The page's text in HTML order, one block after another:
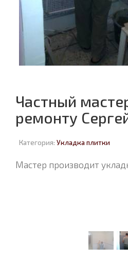
Частный
ремонту
Категория: Укладка плитки
Мастер производит